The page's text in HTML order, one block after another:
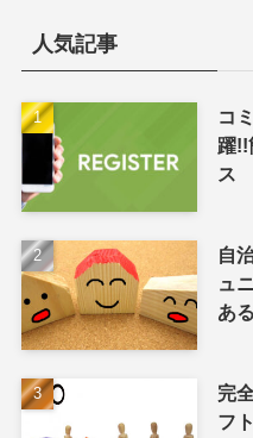
人気記事
コ
躍!!
ス
自
ュ
あ
完
フ